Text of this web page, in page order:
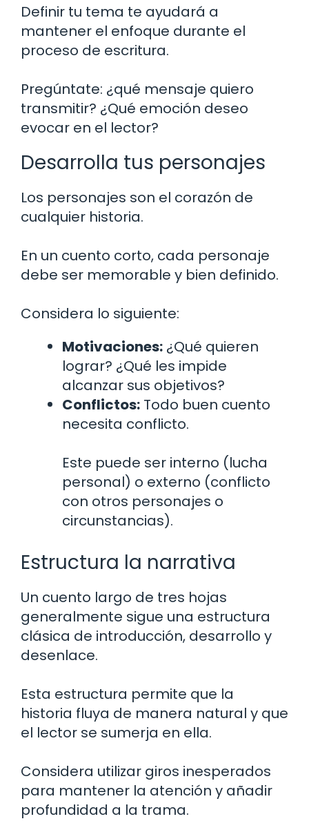
Definir tu tema te ayudará a
mantener el enfoque durante el
proceso de escritura.
Pregúntate: ¿qué mensaje quiero
transmitir? ¿Qué emoción deseo
evocar en el lector?
Desarrolla tus personajes
Los personajes son el corazón de
cualquier historia.
En un cuento corto, cada personaje
debe ser memorable y bien definido.
Considera lo siguiente:
Motivaciones: ¿Qué quieren
lograr? ¿Qué les impide
alcanzar sus objetivos?
Conflictos: Todo buen cuento
necesita conflicto.
Este puede ser interno (lucha
personal) o externo (conflicto
con otros personajes o
circunstancias).
Estructura la narrativa
Un cuento largo de tres hojas
generalmente sigue una estructura
clásica de introducción, desarrollo y
desenlace.
Esta estructura permite que la
historia fluya de manera natural y que
el lector se sumerja en ella.
Considera utilizar giros inesperados
para mantener la atención y añadir
profundidad a la trama.